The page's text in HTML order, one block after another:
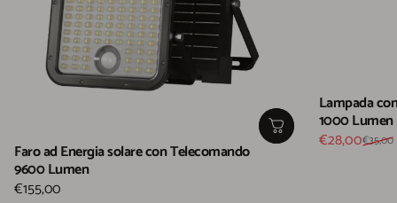
Faro ad Energia solare con Telecomando
9600 Lumen
€155,00
Lampada
1000 Lumen
Prezzo
€28,00
Prezzo di€35,00